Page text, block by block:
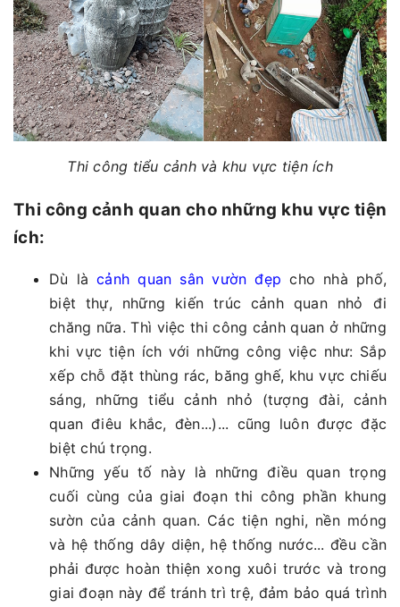
Thi công tiểu cảnh và khu vực tiện ích
Thi công cảnh quan cho những khu vực tiện
ích:
Dù làcảnh quan sân vườn đẹp cho nhà phố,
biệt thự, những kiến trúc cảnh quan nhỏ đi
chăng nữa. Thì việc thi công cảnh quan ở những
khi vực tiện ích với những công việc như: Sắp
xếp chỗ đặt thùng rác, băng ghế, khu vực chiếu
sáng, những tiểu cảnh nhỏ (tượng đài, cảnh
quan điêu khắc, đèn...)... cũng luôn được đặc
biệt chú trọng.
Những yếu tố này là những điều quan trọng
cuối cùng của giai đoạn thi công phần khung
sườn của cảnh quan. Các tiện nghi, nền móng
và hệ thống dây diện, hệ thống nước... đều cần
phải được hoàn thiện xong xuôi trước và trong
giai đoạn này để tránh trì trệ, đảm bảo quá trình